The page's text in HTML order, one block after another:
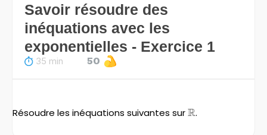
Savoir résoudre des
inéquations avec les
exponentielles - Exercice 1
35 min 50
Résoudre les inéquations suivantes sur\mathbb{R}
R.